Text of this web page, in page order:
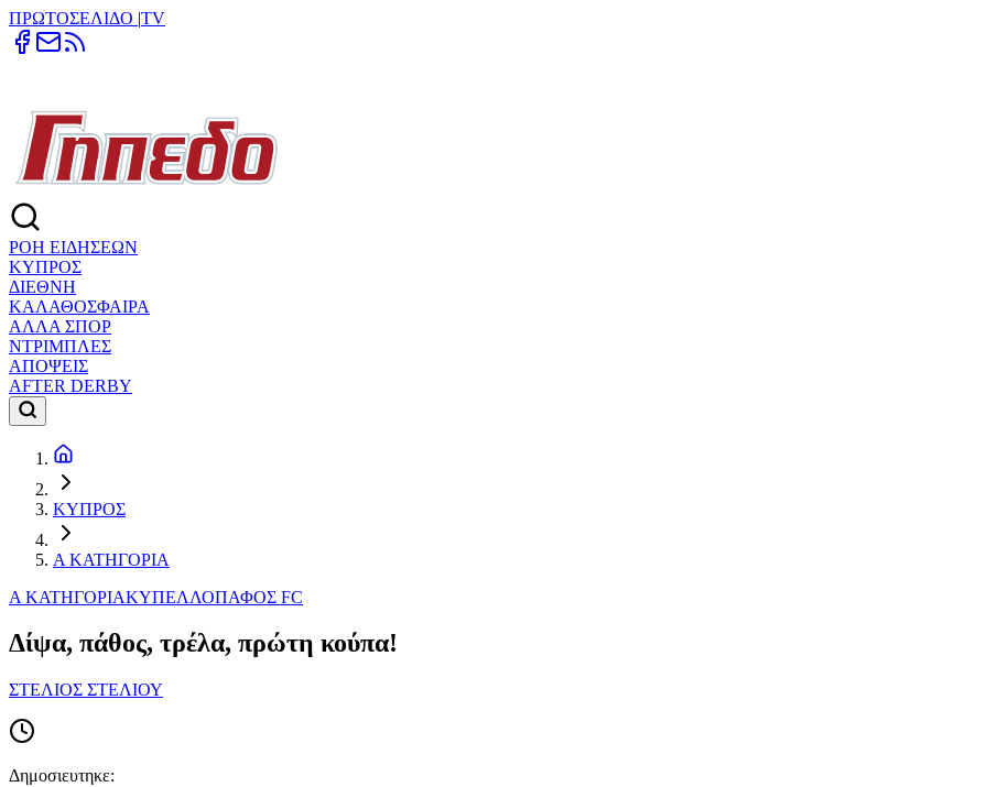
ΠΡΩΤΟΣΕΛΙΔΟ |TV
ΡΟΗ ΕΙΔΗΣΕΩΝ
ΚΥΠΡΟΣ
ΔΙΕΘΝΗ
ΚΑΛΑΘΟΣΦΑΙΡΑ
ΑΛΛΑ ΣΠΟΡ
ΝΤΡΙΜΠΛΕΣ
ΑΠΟΨΕΙΣ
AFTER DERBY
ΚΥΠΡΟΣ
Α ΚΑΤΗΓΟΡΙΑ
Α ΚΑΤΗΓΟΡΙΑΚΥΠΕΛΛΟΠΑΦΟΣ FC
Δίψα, πάθος, τρέλα, πρώτη κούπα!
ΣΤΕΛΙΟΣ ΣΤΕΛΙΟΥ
Δημοσιευτηκε: